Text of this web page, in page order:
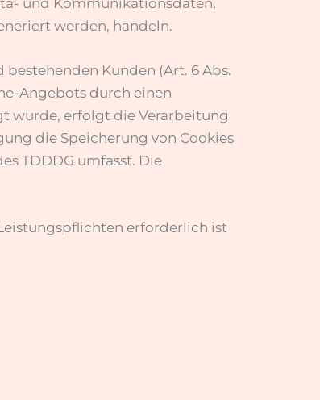
werden, handeln.
Kunden (Art. 6 Abs.
Angebots durch einen
wurde, erfolgt die Verarbeitung
die Speicherung von Cookies
TDDDG umfasst. Die
erforderlich ist